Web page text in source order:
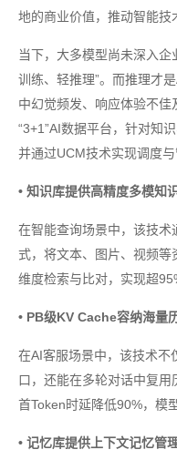
地的商业价值，推动智能技
当下，大多模型尚未深入
训练、轻推理”。而推理才
中幻觉频发、响应体验不佳
“3+1”AI数据平台，针对知
并通过UCM技术实现调度
• 知识库提供高精度多模知
在智能查询场景中，该技术
式，将文本、图片、视频等
维度检索与比对，实现超
• PB级KV Cache容纳海量
在AI客服场景中，该技术不
口，还能在多轮对话中复
首Token时延降低90%，模
• 记忆库提供上下文记忆管